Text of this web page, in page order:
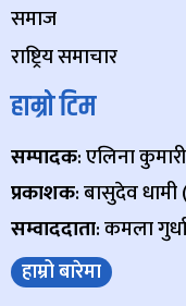
समाज
राष्ट्रिय समाचार
हाम्रो टिम
सम्पादक: एलिना
प्रकाशक: बासुदेव
सम्वाददाता: कमला
हाम्रो बारेमा